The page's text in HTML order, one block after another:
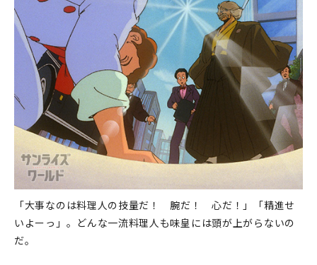
「大事なのは料理人の技量だ！ 腕だ！ 心だ！」「精進せ
いよーっ」。どんな一流料理人も味皇には頭が上がらないの
だ。